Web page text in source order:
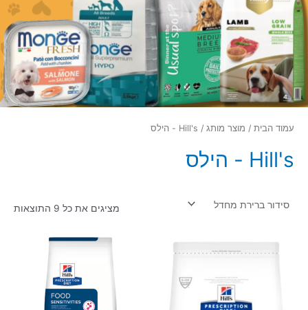
עמוד הבית / מוצר מותג / Hill's - הילס
Hill's - הילס
מציגים את כל ⁦9⁩ התוצאות